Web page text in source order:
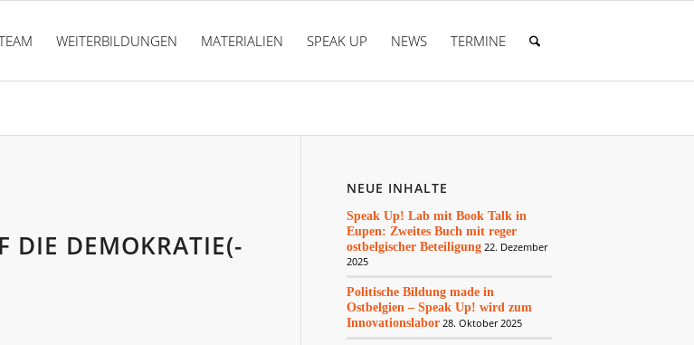
WEITERBILDUNGEN MATERIALIEN SPEAK UP NEWS TERMINE
DIE DEMOKRATIE(-
NEUE INHALTE
Speak Up! Lab mit Book Talk in
Eupen: Zweites Buch mit reger
ostbelgischer Beteiligung 22. Dezember
2025
Politische Bildung made in
Ostbelgien – Speak Up! wird zum
Innovationslabor 28. Oktober 2025